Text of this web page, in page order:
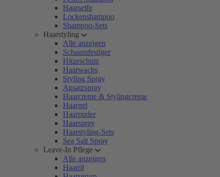
Haarseife
Lockenshampoo
Shampoo-Sets
Haarstyling
Alle anzeigen
Schaumfestiger
Hitzeschutz
Haarwachs
Styling Spray
Ansatzspray
Haarcreme & Stylingcreme
Haargel
Haarpuder
Haarspray
Haarstyling-Sets
Sea Salt Spray
Leave-In Pflege
Alle anzeigen
Haaröl